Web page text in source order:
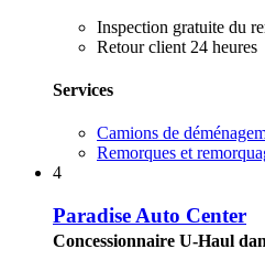
Inspection gratuite du
Retour client 24 heures
Services
Camions de
Remorques et
4
Paradise Auto Center
Concessionnaire U-Haul